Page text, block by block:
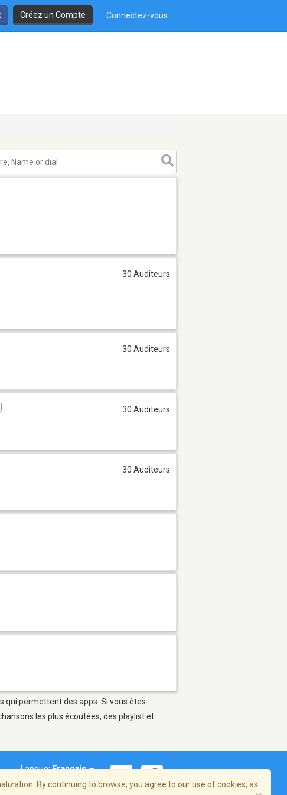
Créez un Compte Connectez-vous
30 Auditeurs
30 Auditeurs
30 Auditeurs
30 Auditeurs
qui permettent des apps. Si vous êtes
les plus écoutées, des playlist et
Langue:Français
By continuing to browse, you agree to our use of cookies, as